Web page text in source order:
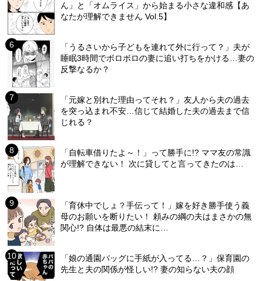
ん」と「オムライス」から始まる小さな違和感【あ
なたが理解できません Vol.5】
「うるさいから子どもを連れて外に行って？」夫が
睡眠3時間でボロボロの妻に追い打ちをかける…妻の
反撃なるか？
「元嫁と別れた理由ってそれ？」友人から夫の過去
を突っ込まれ不安…信じて結婚した夫の過去まで信
じれる？
「自転車借りたよ～！」って勝手に!? ママ友の常識
が理解できない！ 次に貸してと言ってきたのは…
「育休中でしょ？手伝って！」嫁を好き勝手使う義
母のお願いを断りたい！ 頼みの綱の夫はまさかの無
関心!? 自体は最悪の結末に…
「娘の通園バッグに手紙が入ってる…？」保育園の
先生と夫の関係が怪しい!? 妻の知らない夫の顔